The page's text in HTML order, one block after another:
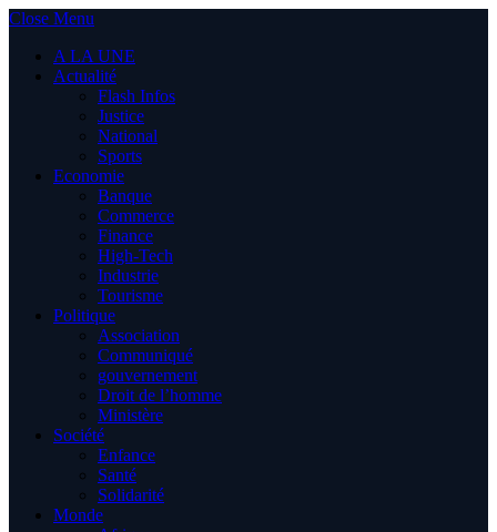
Close Menu
A LA UNE
Actualité
Flash Infos
Justice
National
Sports
Economie
Banque
Commerce
Finance
High-Tech
Industrie
Tourisme
Politique
Association
Communiqué
gouvernement
Droit de l’homme
Ministère
Société
Enfance
Santé
Solidarité
Monde